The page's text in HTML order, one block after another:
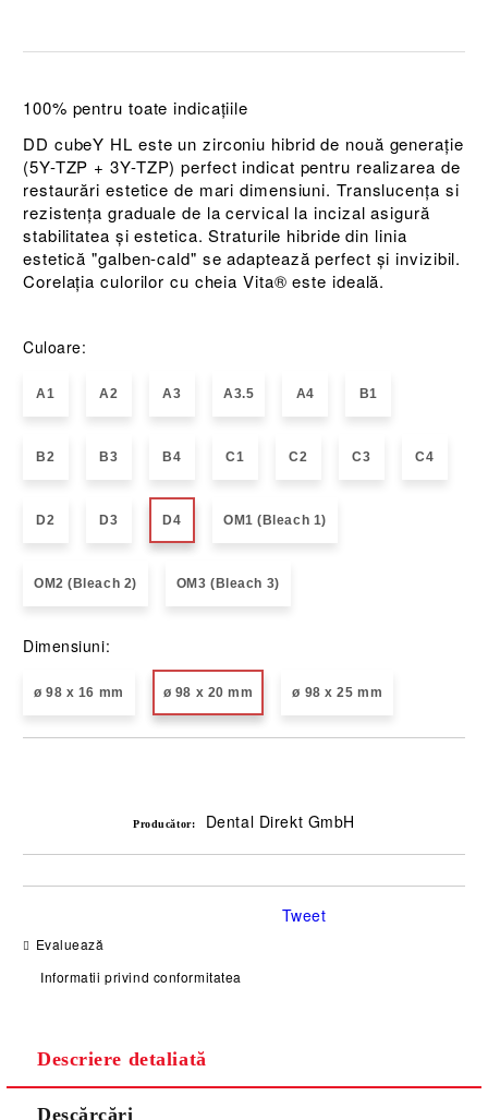
100% pentru toate indicațiile
DD cubeY HL este un zirconiu hibrid de nouă generație
(5Y-TZP + 3Y-TZP) perfect indicat pentru realizarea de
restaurări estetice de mari dimensiuni. Translucența si
rezistența graduale de la cervical la incizal asigură
stabilitatea și estetica. Straturile hibride din linia
estetică "galben-cald" se adaptează perfect și invizibil.
Corelația culorilor cu cheia Vita® este ideală.
Culoare:
A1 A2 A3 A3.5 A4 B1
B2 B3 B4 C1 C2 C3 C4
D2 D3 D4 OM1 (Bleach 1)
OM2 (Bleach 2) OM3 (Bleach 3)
Dimensiuni:
ø 98 x 16 mm ø 98 x 20 mm ø 98 x 25 mm
Producător: Dental Direkt GmbH
Evaluează
Informatii privind conformitatea
Tweet
Descriere detaliată
Descărcări